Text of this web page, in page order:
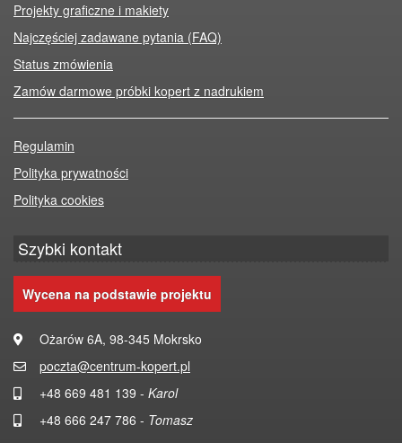
Projekty graficzne i makiety
Najczęściej zadawane pytania (FAQ)
Status zmówienia
Zamów darmowe próbki kopert z nadrukiem
Regulamin
Polityka prywatności
Polityka cookies
Szybki kontakt
Wycena na podstawie projektu
Ożarów 6A, 98-345 Mokrsko
poczta@centrum-kopert.pl
+48 669 481 139 - Karol
+48 666 247 786 - Tomasz